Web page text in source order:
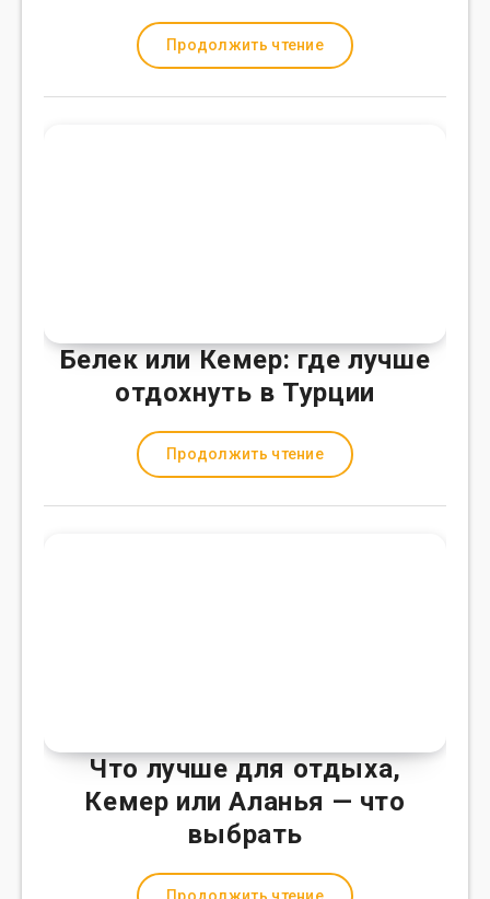
Продолжить чтение
Белек или Кемер: где лучше
отдохнуть в Турции
Продолжить чтение
Что лучше для отдыха,
Кемер или Аланья — что
выбрать